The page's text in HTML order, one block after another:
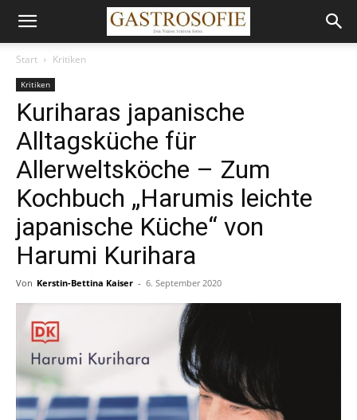
Start Kritiken
Kritiken
Kuriharas japanische
Alltagsküche für
Allerweltsköche – Zum
Kochbuch „Harumis leichte
japanische Küche“ von
Harumi Kurihara
Von Kerstin-Bettina Kaiser - 6. September 2020